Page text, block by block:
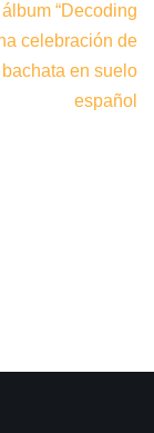
“Decoding
celebración de
bachata en suelo
español